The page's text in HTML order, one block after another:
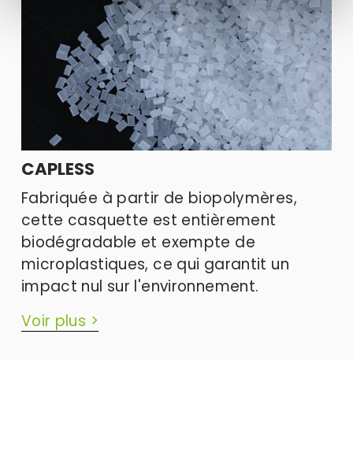
CAPLESS
Fabriquée à partir de biopolymères,
cette casquette est entièrement
biodégradable et exempte de
microplastiques, ce qui garantit un
impact nul sur l'environnement.
Voir plus >